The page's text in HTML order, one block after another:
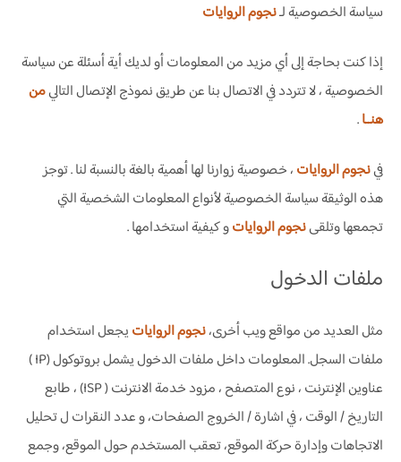
سياسة الخصوصية لـنجوم الروايات
إذا كنت بحاجة إلى أي مزيد من المعلومات أو لديك أية أسئلة عن سياسة
الخصوصية ، لا تتردد في الاتصال بنا عن طريق نموذج الإتصال التاليمن
هنــا.
فينجوم الروايات، خصوصية زوارنا لها أهمية بالغة بالنسبة لنا . توجز
هذه الوثيقة سياسة الخصوصية لأنواع المعلومات الشخصية التي
تجمعها وتلقىنجوم الرواياتو كيفية استخدامها .
ملفات الدخول
مثل العديد من مواقع ويب أخرى،نجوم الرواياتيجعل استخدام
ملفات السجل. المعلومات داخل ملفات الدخول يشمل بروتوكول (IP )
عناوين الإنترنت ، نوع المتصفح ، مزود خدمة الانترنت ( ISP) ، طابع
التاريخ / الوقت ، في اشارة / الخروج الصفحات، و عدد النقرات ل تحليل
الاتجاهات وإدارة حركة الموقع، تعقب المستخدم حول الموقع، وجمع